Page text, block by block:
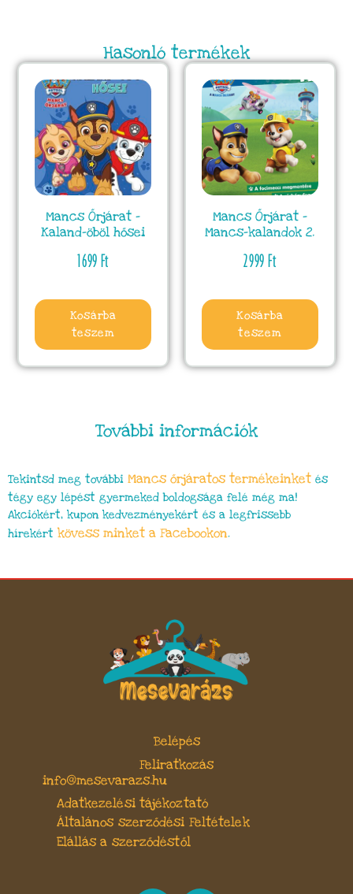
Hasonló termékek
Mancs Őrjárat –
Kaland-öböl hősei
1699Ft
Kosárba
teszem
Mancs Őrjárat –
Mancs-kalandok 2.
2999Ft
Kosárba
teszem
További információk
Tekintsd meg további Mancs őrjáratos termékeinket és
tégy egy lépést gyermeked boldogsága felé még ma!
Akciókért, kupon kedvezményekért és a legfrissebb
hírekért kövess minket a Facebookon.
Belépés
Feliratkozás
info@mesevarazs.hu
Adatkezelési tájékoztató
Általános szerződési Feltételek
Elállás a szerződéstől